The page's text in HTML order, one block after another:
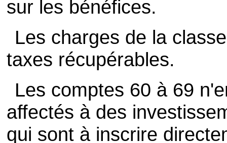
sur les bénéfices.
Les charges de la
taxes récupérables.
Les comptes 60 à 69
affectés à des
qui sont à inscrire